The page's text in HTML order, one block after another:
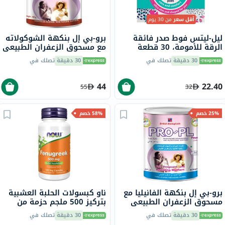
أقل سعرمن 30 يوم
ليل-ليتس فوط صدر فائقة
الرقة للأمومة، 30 قطعة
30 دقيقة تصلك في
22.40
32
برو-بي إل بنكهة الشوكولاته
مع مسحوق الزعفران الطبيعي
400 جرام 30 دقيقة تصلك في
44
55
25% خصم
برو-بي إل بنكهة الفانيليا مع
مسحوق الزعفران الطبيعي
400 جرام 30 دقيقة تصلك في
58% خصم
ناو كبسولات الحلبة العشبية
بتركيز 500 ملجم حزمة من
100 30 دقيقة تصلك في